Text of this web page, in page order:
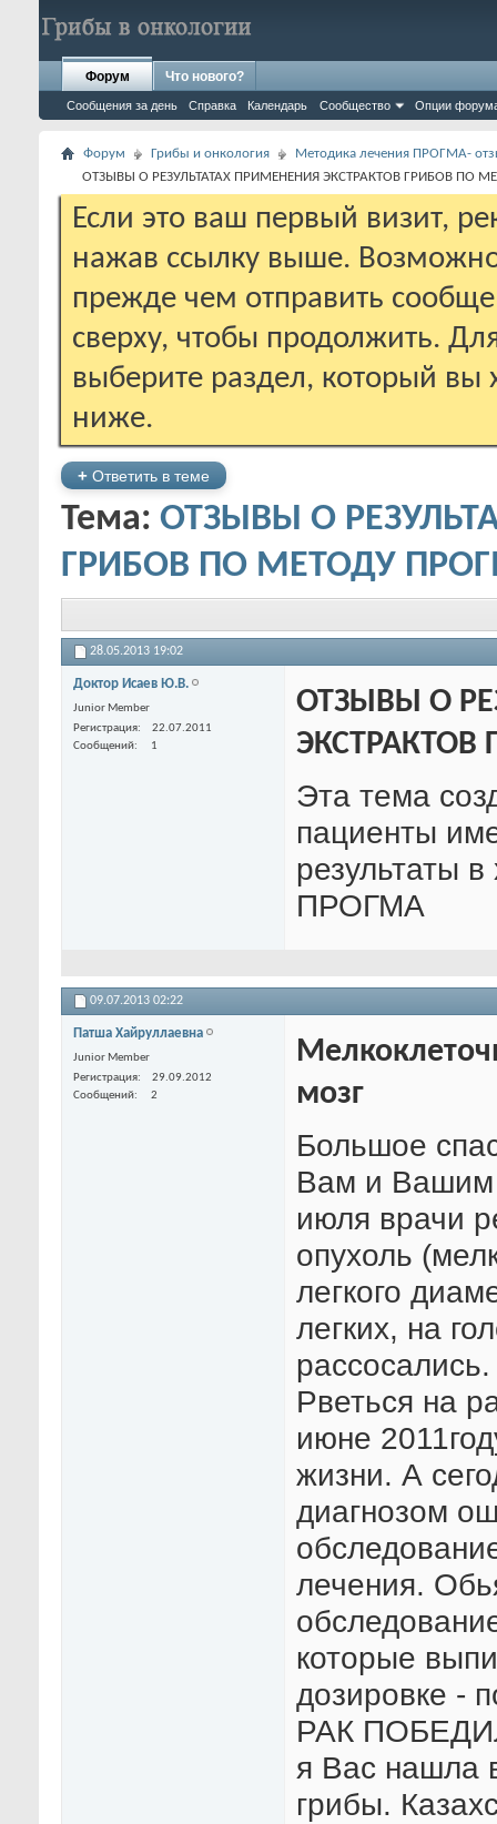
Форум
Сообщения за день Справка Календарь Сообщество Опции
Что нового?
Форум Грибы и онкология
Методика лечения ПРОГМА-
ОТЗЫВЫ О РЕЗУЛЬТАТАХ ПРИМЕНЕНИЯ ЭКСТРАКТОВ ГРИБОВ ПО
Если это ваш первый визит,
нажав ссылку выше.
прежде чем отправить
сверху, чтобы продолжить.
выберите раздел, который вы
ниже.
+ Ответить в теме
Тема: ОТЗЫВЫ О
ГРИБОВ ПО МЕТОДУ
28.05.2013 19:02
Доктор Исаев Ю.В.
Junior Member
Регистрация
22.07.2011
Сообщений
1
ОТЗЫВЫ О
Эта тема
пациенты
результаты
ПРОГМА
09.07.2013 02:22
Патша Хайруллаевна
Junior Member
Регистрация
29.09.2012
Сообщений
2
мозг
Большое
Вам и Вашим
июля врачи
опухоль
легкого
легких, на
Рветься на
июне
жизни. А
диагнозом
лечения.
которые
дозировке -
РАК
я Вас нашла
грибы.